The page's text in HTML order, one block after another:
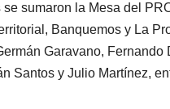
sumaron la Mesa del
Banquemos y La
Garavano,
Santos y Julio Martínez,